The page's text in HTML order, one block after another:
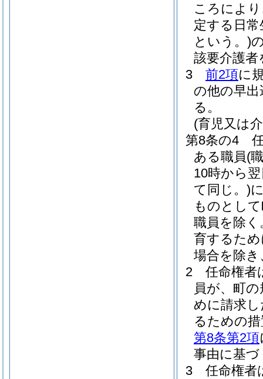
ころによ
定する日
という。)
該要介護
3
前2項に
の他の早
る。
(育児又は
第8条の4
ある職員(
10時から
て同じ。)
ものとし
職員を除く
育するた
場合を除
2
任命権者
員が、町
めに請求
るための
第8条第2項
事由に基
3
任命権者